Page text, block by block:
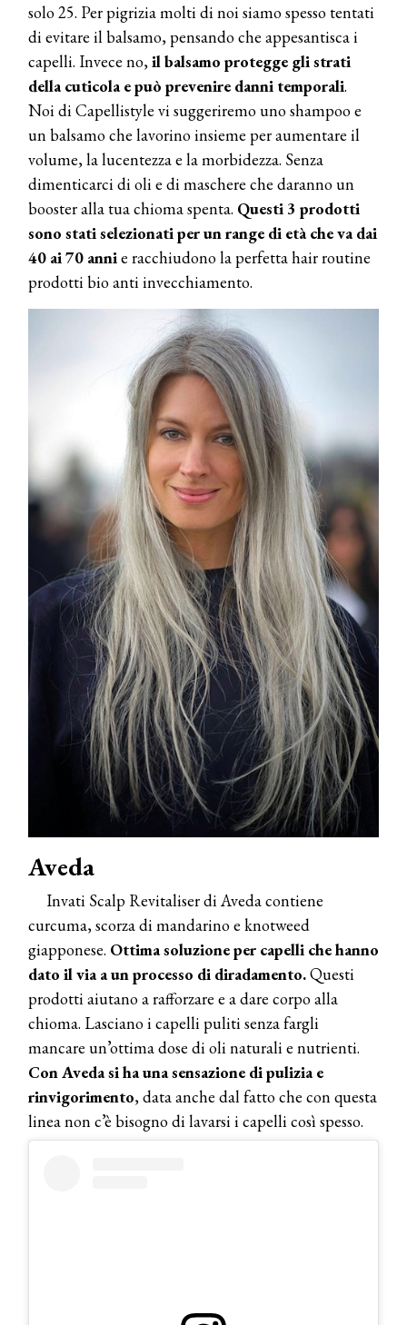
solo 25. Per pigrizia molti di noi siamo spesso tentati
di evitare il balsamo, pensando che appesantisca i
capelli. Invece no,il balsamo protegge gli strati
della cuticola e può prevenire danni temporali.
Noi di Capellistyle vi suggeriremo uno shampoo e
un balsamo che lavorino insieme per aumentare il
volume, la lucentezza e la morbidezza. Senza
dimenticarci di oli e di maschere che daranno un
booster alla tua chioma spenta. Questi 3 prodotti
sono stati selezionati per un range di età che va dai
40 ai 70 annie racchiudono la perfetta hair routine
prodotti bio anti invecchiamento.
Aveda
Invati Scalp Revitaliser di Aveda contiene
curcuma, scorza di mandarino e knotweed
giapponese. Ottima soluzione per capelli che hanno
dato il via a un processo di diradamento.Questi
prodotti aiutano a rafforzare e a dare corpo alla
chioma. Lasciano i capelli puliti senza fargli
mancare un’ottima dose di oli naturali e nutrienti.
Con Aveda si ha una sensazione di pulizia e
rinvigorimento, data anche dal fatto che con questa
linea non c’è bisogno di lavarsi i capelli così spesso.